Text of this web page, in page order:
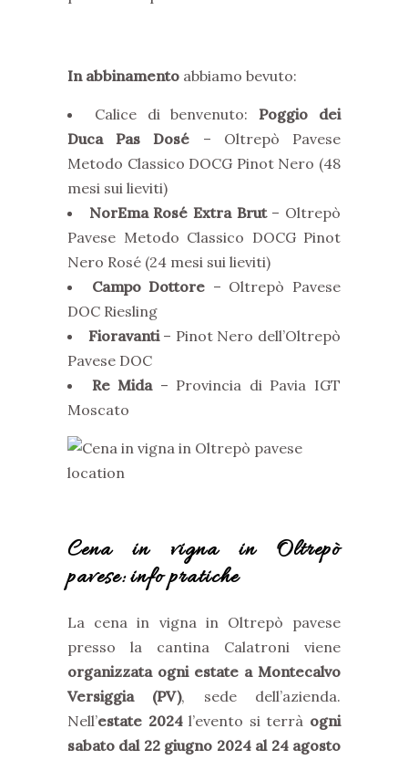
In abbinamento abbiamo bevuto:
Calice di benvenuto:Poggio dei
Duca Pas Dosé – Oltrepò Pavese
Metodo Classico DOCG Pinot Nero (48
mesi sui lieviti)
NorEma Rosé Extra Brut– Oltrepò
Pavese Metodo Classico DOCG Pinot
Nero Rosé (24 mesi sui lieviti)
Campo Dottore – Oltrepò Pavese
DOC Riesling
Fioravanti– Pinot Nero dell’Oltrepò
Pavese DOC
Re Mida– Provincia di Pavia IGT
Moscato
Cena in vigna in Oltrepò
pavese: info pratiche
La cena in vigna in Oltrepò pavese
presso la cantina Calatroni viene
organizzata ogni estate a Montecalvo
Versiggia (PV), sede dell’azienda.
Nell’estate 2024l’evento si terrà ogni
sabato dal 22 giugno 2024 al 24 agosto